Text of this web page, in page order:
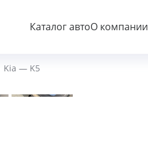
Каталог автоО компании
Kia — K5